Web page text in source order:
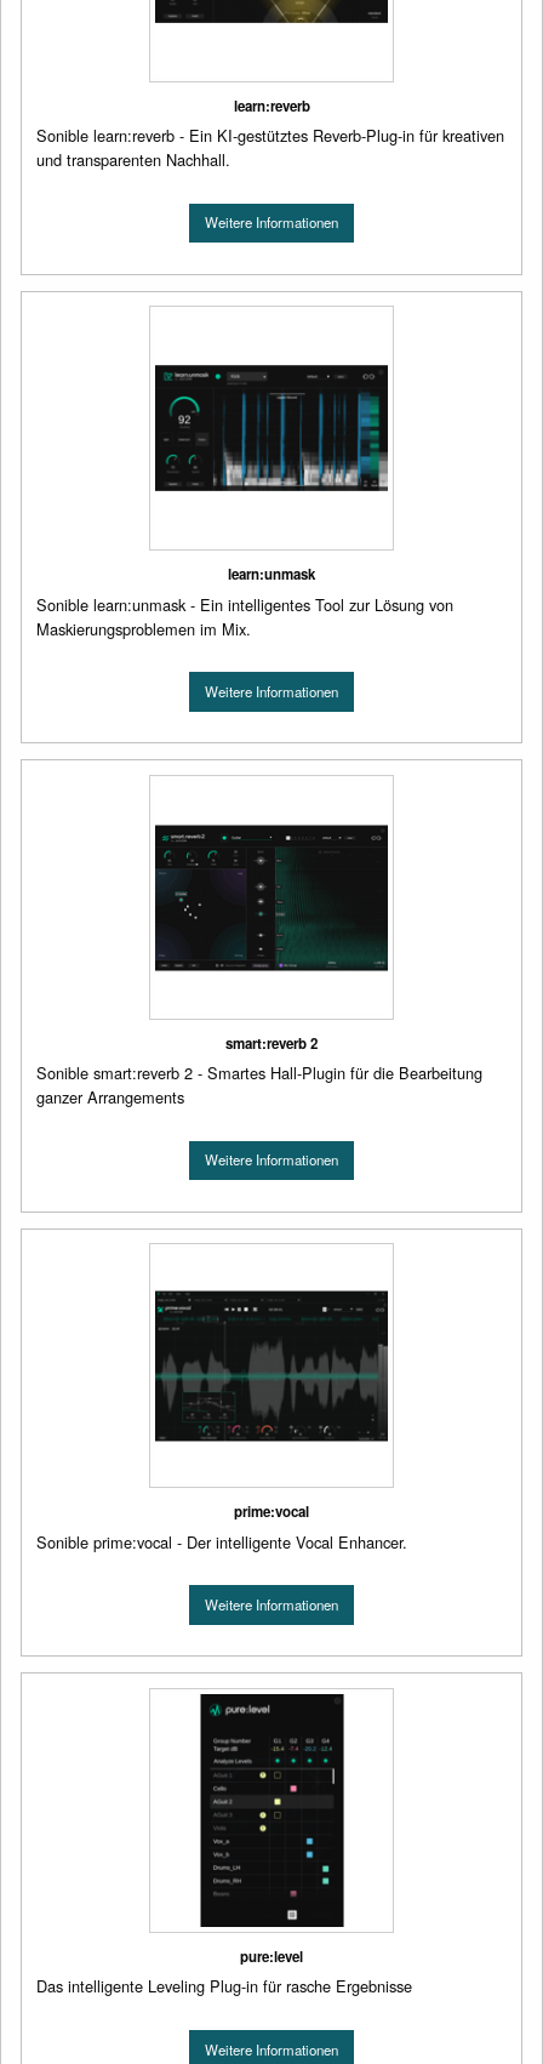
learn:reverb
Sonible learn:reverb - Ein KI-gestütztes Reverb-Plug-in für kreativen
und transparenten Nachhall.
Weitere Informationen
learn:unmask
Sonible learn:unmask - Ein intelligentes Tool zur Lösung von
Maskierungsproblemen im Mix.
Weitere Informationen
smart:reverb 2
Sonible smart:reverb 2 - Smartes Hall-Plugin für die Bearbeitung
ganzer Arrangements
Weitere Informationen
prime:vocal
Sonible prime:vocal - Der intelligente Vocal Enhancer.
Weitere Informationen
pure:level
Das intelligente Leveling Plug-in für rasche Ergebnisse
Weitere Informationen